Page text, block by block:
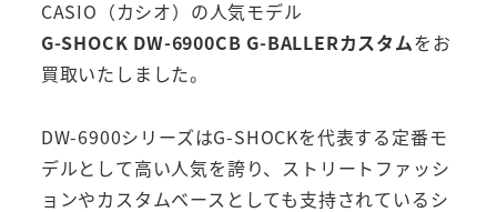
CASIO（カシオ）の人気モデル
G-SHOCK DW-6900CB G-BALLERカスタムをお
買取いたしました。
DW-6900シリーズはG-SHOCKを代表する定番モ
デルとして高い人気を誇り、ストリートファッシ
ョンやカスタムベースとしても支持されているシ